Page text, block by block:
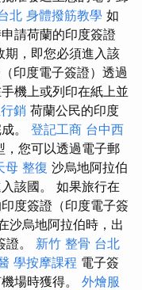
北 身體撥筋教學 如
請荷蘭的印度簽證
期，即您必須進入該
印度電子簽證）透過
機上或列印在紙上並
銷 荷蘭公民的印度
。 登記工商 台中西
，您可以透過電子郵
母 整復 沙烏地阿拉伯
該國。 如果旅行在
度簽證（印度電子簽
沙烏地阿拉伯時，出
。 新竹 整骨 台北
學按摩課程 電子簽
場時獲得。 外燴服